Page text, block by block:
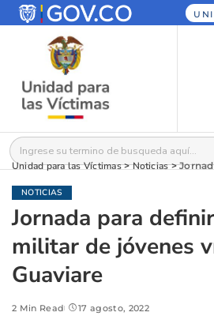
Buscar:
Unidad para las Víctimas>Noticias>Jornada para
NOTICIAS
Jornada para
militar de jóvenes
Guaviare
2 Min Read 17 agosto, 2022